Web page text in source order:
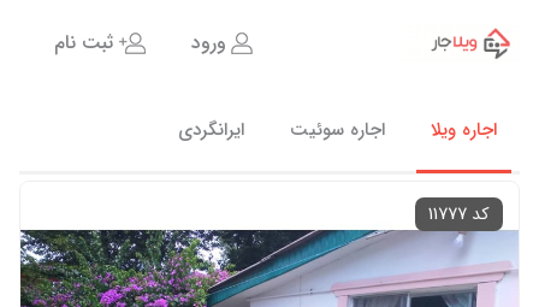
اجاره ویلا اجاره سوئیت ایرانگردی
ورود ثبت نام
کد 11777